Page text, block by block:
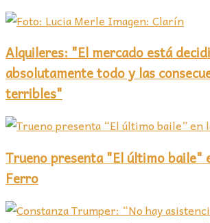
Alquileres: "El mercado está
absolutamente todo y las
terribles"
Trueno presenta "El último baile"
Ferro